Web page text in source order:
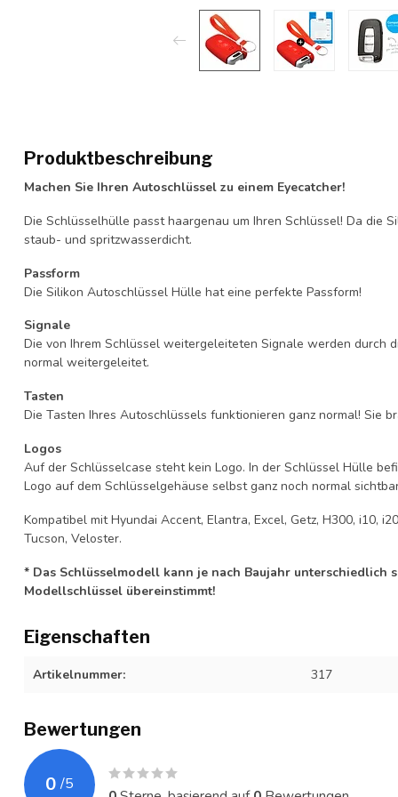
Produktbeschreibung
Machen Sie Ihren Autoschlüssel zu einem Eyecatcher!
Die Schlüsselhülle passt haargenau um Ihren Schlüssel! Da die
staub- und spritzwasserdicht.
Passform
Die Silikon Autoschlüssel Hülle hat eine perfekte Passform!
Signale
Die von Ihrem Schlüssel weitergeleiteten Signale werden durch
normal weitergeleitet.
Tasten
Die Tasten Ihres Autoschlüssels funktionieren ganz normal! Sie
Logos
Auf der Schlüsselcase steht kein Logo. In der Schlüssel Hülle
Logo auf dem Schlüsselgehäuse selbst ganz noch normal
Kompatibel mit Hyundai Accent, Elantra, Excel, Getz, H300, i10,
Tucson, Veloster.
* Das Schlüsselmodell kann je nach Baujahr unterschiedlich
Modellschlüssel übereinstimmt!
Eigenschaften
Artikelnummer: 317
Bewertungen
0 /5